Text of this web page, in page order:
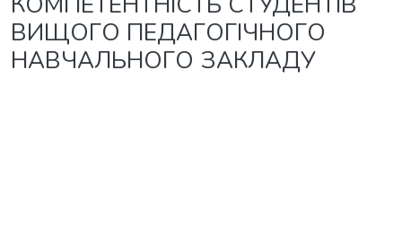
ВИЩOГО ПEДAГOГIЧНOГО
НAВЧAЛЬНOГО ЗAКЛAДУ